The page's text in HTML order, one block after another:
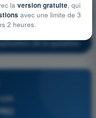
de la
de la question
4,6/5
la version gratuite, qui
avec une limite de 3
2 heures.